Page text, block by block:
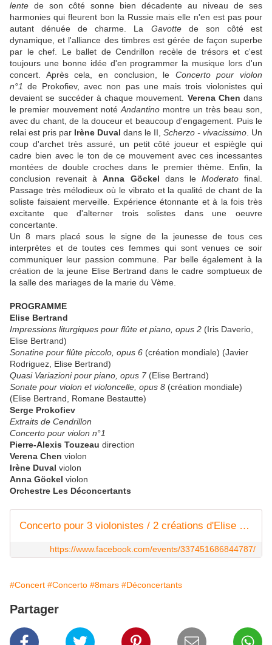
lente de son côté sonne bien décadente au niveau de ses
harmonies qui fleurent bon la Russie mais elle n'en est pas pour
autant dénuée de charme. La Gavottede son côté est
dynamique, et l'alliance des timbres est gérée de façon superbe
par le chef. Le ballet de Cendrillon recèle de trésors et c'est
toujours une bonne idée d'en programmer la musique lors d'un
concert. Après cela, en conclusion, le Concerto pour violon
n°1de Prokofiev, avec non pas une mais trois violonistes qui
devaient se succéder à chaque mouvement. Verena Chen dans
le premier mouvement noté Andantino montre un très beau son,
avec du chant, de la douceur et beaucoup d'engagement. Puis le
relai est pris par Irène Duval dans le II, Scherzo - vivacissimo . Un
coup d'archet très assuré, un petit côté joueur et espiègle qui
cadre bien avec le ton de ce mouvement avec ces incessantes
montées de double croches dans le premier thème. Enfin, la
conclusion revenait àAnna Göckel dans le Moderatofinal.
Passage très mélodieux où le vibrato et la qualité de chant de la
soliste faisaient merveille. Expérience étonnante et à la fois très
excitante que d'alterner trois solistes dans une oeuvre
concertante.
Un 8 mars placé sous le signe de la jeunesse de tous ces
interprètes et de toutes ces femmes qui sont venues ce soir
communiquer leur passion commune. Par belle également à la
création de la jeune Elise Bertrand dans le cadre somptueux de
la salle des mariages de la marie du Vème.
PROGRAMME
Elise Bertrand
Impressions liturgiques pour flûte et piano, opus 2 (Iris Daverio,
Elise Bertrand)
Sonatine pour flûte piccolo, opus 6 (création mondiale) (Javier
Rodriguez, Elise Bertrand)
Quasi Variazioni pour piano, opus 7 (Elise Bertrand)
Sonate pour violon et violoncelle, opus 8 (création mondiale)
(Elise Bertrand, Romane Bestautte)
Serge Prokofiev
Extraits de Cendrillon
Concerto pour violon n°1
Pierre-Alexis Touzeau direction
Verena Chen violon
Irène Duval violon
Anna Göckel violon
Orchestre Les Déconcertants
Concerto pour 3 violonistes / 2 créations d'Elise Bertrand
https://www.facebook.com/events/337451686844787/
#Concert #Concerto #8mars #Déconcertants
Partager